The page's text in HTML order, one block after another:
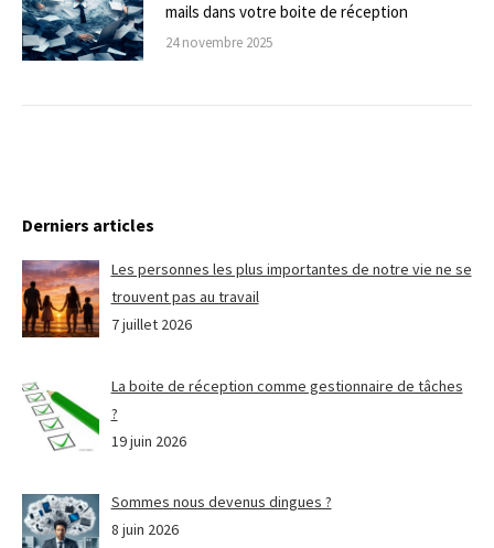
mails dans votre boite de réception
24 novembre 2025
Derniers articles
Les personnes les plus importantes de notre vie ne se
trouvent pas au travail
7 juillet 2026
La boite de réception comme gestionnaire de tâches
?
19 juin 2026
Sommes nous devenus dingues ?
8 juin 2026